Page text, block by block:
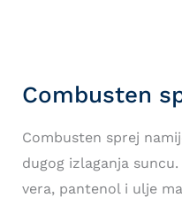
Combusten
Combusten sprej
dugog izlaganja
vera, pantenol i ulje